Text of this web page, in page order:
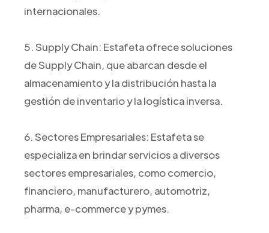
internacionales.
5. Supply Chain: Estafeta ofrece soluciones
de Supply Chain, que abarcan desde el
almacenamiento y la distribución hasta la
gestión de inventario y la logística inversa.
6. Sectores Empresariales: Estafeta se
especializa en brindar servicios a diversos
sectores empresariales, como comercio,
financiero, manufacturero, automotriz,
pharma, e-commerce y pymes.